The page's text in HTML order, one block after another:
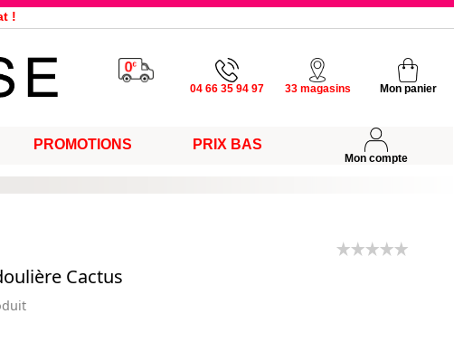
!
au vendredi
?
04 66 35 94 97 33 magasins Mon panier
PROMOTIONS PRIX BAS
Mon compte
Cactus